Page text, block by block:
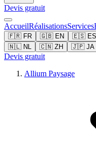
Devis gratuit
AccueilRéalisationsServices
🇫🇷 FR 🇬🇧 EN 🇪🇸 ES
🇳🇱 NL 🇨🇳 ZH 🇯🇵 JA
Devis gratuit
Allium Paysage